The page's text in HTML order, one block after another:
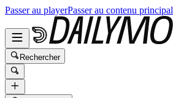
Passer au playerPasser au contenu principal
Rechercher